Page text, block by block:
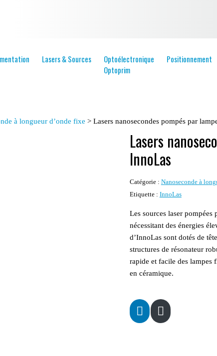
Lasers & Sources Optoélectronique Positionnement
Optoprim
à longueur d’onde fixe > Lasers nanosecondes pompés par
Lasers
InnoLas
Catégorie : Nanoseconde à
Etiquette : InnoLas
Les sources laser
nécessitant des énergies
d’InnoLas sont dotés de
structures de résonateur
rapide et facile des lampes
en céramique.